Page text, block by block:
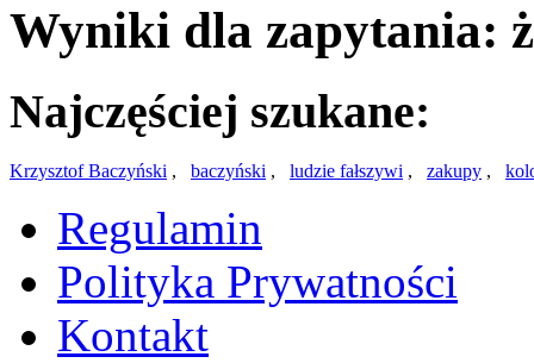
Wyniki dla zapytania:
Najczęściej szukane:
Krzysztof Baczyński , baczyński , ludzie fałszywi , zakupy ,
Regulamin
Polityka Prywatności
Kontakt